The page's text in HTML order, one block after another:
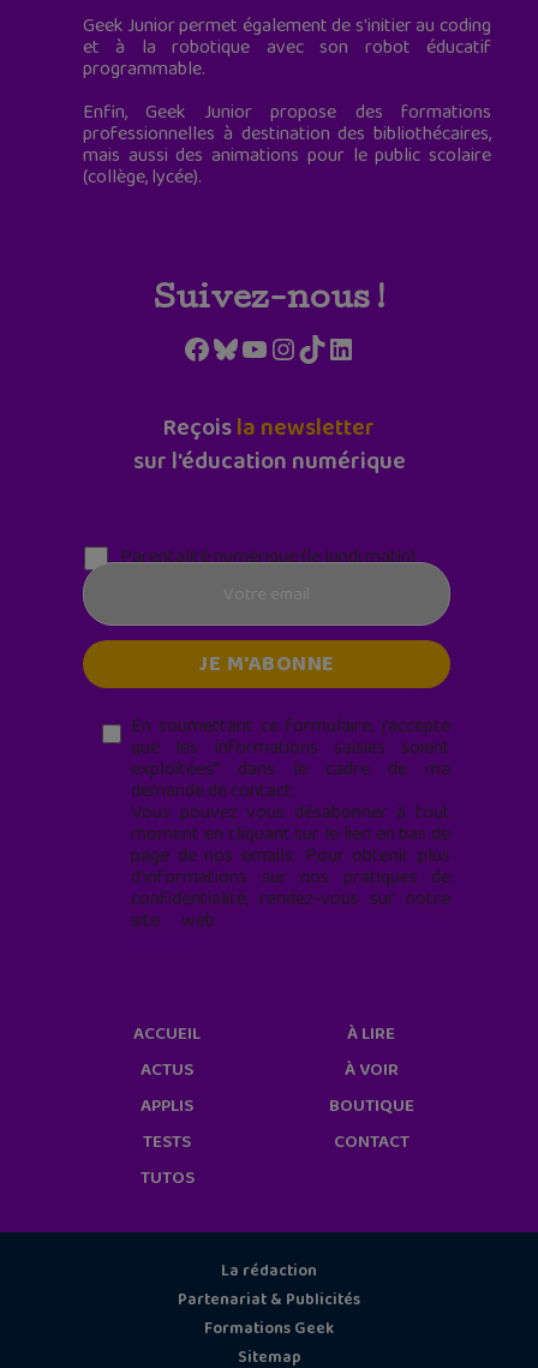
Geek Junior permet également de s'initier au coding
et à la robotique avec son robot éducatif
programmable.
Enfin, Geek Junior propose des formations
professionnelles à destination des bibliothécaires,
mais aussi des animations pour le public scolaire
(collège, lycée).
Suivez-nous !
Facebook
Bluesky
YouTube
Instagram
TikTokLinkedIn
Reçoisla newsletter
sur l'éducation numérique
Parentalité numérique (le lundi matin)
En soumettant ce formulaire, j’accepte
que les informations saisies soient
exploitées* dans le cadre de ma
demande de contact.
Vous pouvez vous désabonner à tout
moment en cliquant sur le lien en bas de
page de nos emails. Pour obtenir plus
d'informations sur nos pratiques de
confidentialité, rendez-vous sur notre
site web
ACCUEIL
ACTUS
APPLIS
TESTS
TUTOS
À LIRE
À VOIR
BOUTIQUE
CONTACT
La rédaction
Partenariat & Publicités
Formations Geek
Sitemap